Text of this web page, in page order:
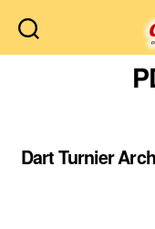
Dart Turnier